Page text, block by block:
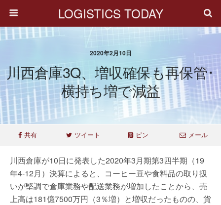
LOGISTICS TODAY
2020年2月10日
川西倉庫3Q、増収確保も再保管･
横持ち増で減益
共有 ツイート ピン メール
川西倉庫が10日に発表した2020年3月期第3四半期（19
年4-12月）決算によると、コーヒー豆や食料品の取り扱
いが堅調で倉庫業務や配送業務が増加したことから、売
上高は181億7500万円（3％増）と増収だったものの、貨